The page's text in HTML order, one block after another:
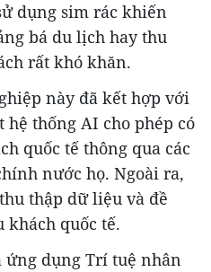
dụng sim rác khiến
bá du lịch hay thu
rất khó khăn.
này đã kết hợp với
thống AI cho phép có
quốc tế thông qua các
nước họ. Ngoài ra,
thập dữ liệu và đề
khách quốc tế.
ứng dụng Trí tuệ nhân